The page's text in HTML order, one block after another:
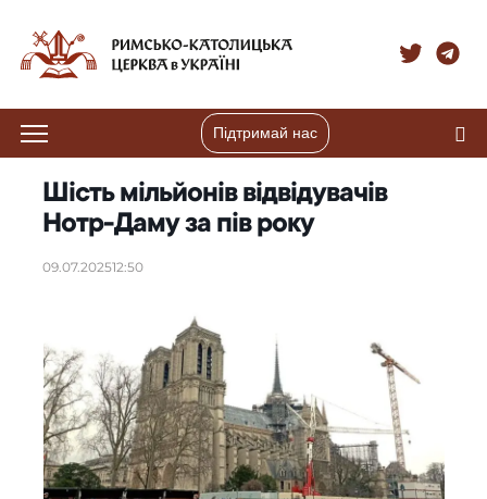
Підтримай нас
Шість мільйонів відвідувачів
Нотр-Даму за пів року
09.07.202512:50